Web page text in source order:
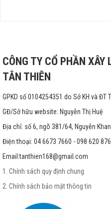
CÔNG TY CỔ PHẦN
TÂN THIÊN
GPKD số 0104254351 do Sở KH và ĐT
GĐ/Sở hữu website: Nguyễn Thị Huệ
Địa chỉ: số 6, ngõ 381/64, Nguyễn
Điện thoại: 04 6673 7660 - 098 620
Email:tanthien168@gmail.com
1. Chính sách quy định chung
2. Chính sách bảo mật thông tin